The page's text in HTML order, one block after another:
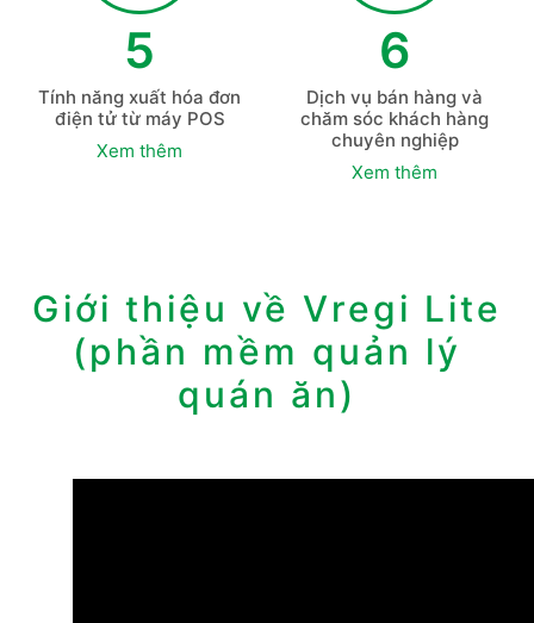
5
Tính năng xuất hóa đơn
điện tử từ máy POS
Xem thêm
6
Dịch vụ bán hàng và
chăm sóc khách hàng
chuyên nghiệp
Xem thêm
Giới thiệu về Vregi Lite
(phần mềm ​quản lý
quán ăn)